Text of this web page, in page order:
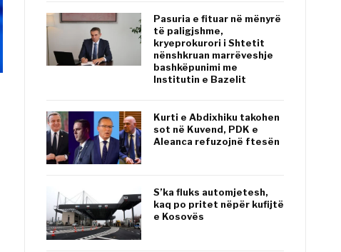
Pasuria e fituar në mënyrë
të paligjshme,
kryeprokurori i Shtetit
nënshkruan marrëveshje
bashkëpunimi me
Institutin e Bazelit
Kurti e Abdixhiku takohen
sot në Kuvend, PDK e
Aleanca refuzojnë ftesën
S’ka fluks automjetesh,
kaq po pritet nëpër kufijtë
e Kosovës